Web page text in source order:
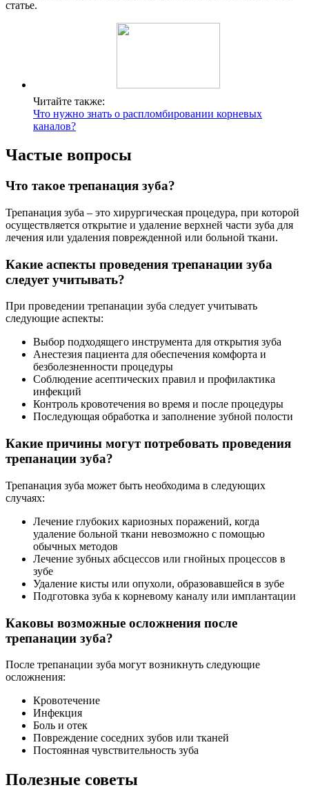
статье.
Читайте также:
Что нужно знать о распломбировании корневых
каналов?
Частые вопросы
Что такое трепанация зуба?
Трепанация зуба – это хирургическая процедура, при которой
осуществляется открытие и удаление верхней части зуба для
лечения или удаления поврежденной или больной ткани.
Какие аспекты проведения трепанации зуба
следует учитывать?
При проведении трепанации зуба следует учитывать
следующие аспекты:
Выбор подходящего инструмента для открытия зуба
Анестезия пациента для обеспечения комфорта и
безболезненности процедуры
Соблюдение асептических правил и профилактика
инфекций
Контроль кровотечения во время и после процедуры
Последующая обработка и заполнение зубной полости
Какие причины могут потребовать проведения
трепанации зуба?
Трепанация зуба может быть необходима в следующих
случаях:
Лечение глубоких кариозных поражений, когда
удаление больной ткани невозможно с помощью
обычных методов
Лечение зубных абсцессов или гнойных процессов в
зубе
Удаление кисты или опухоли, образовавшейся в зубе
Подготовка зуба к корневому каналу или имплантации
Каковы возможные осложнения после
трепанации зуба?
После трепанации зуба могут возникнуть следующие
осложнения:
Кровотечение
Инфекция
Боль и отек
Повреждение соседних зубов или тканей
Постоянная чувствительность зуба
Полезные советы